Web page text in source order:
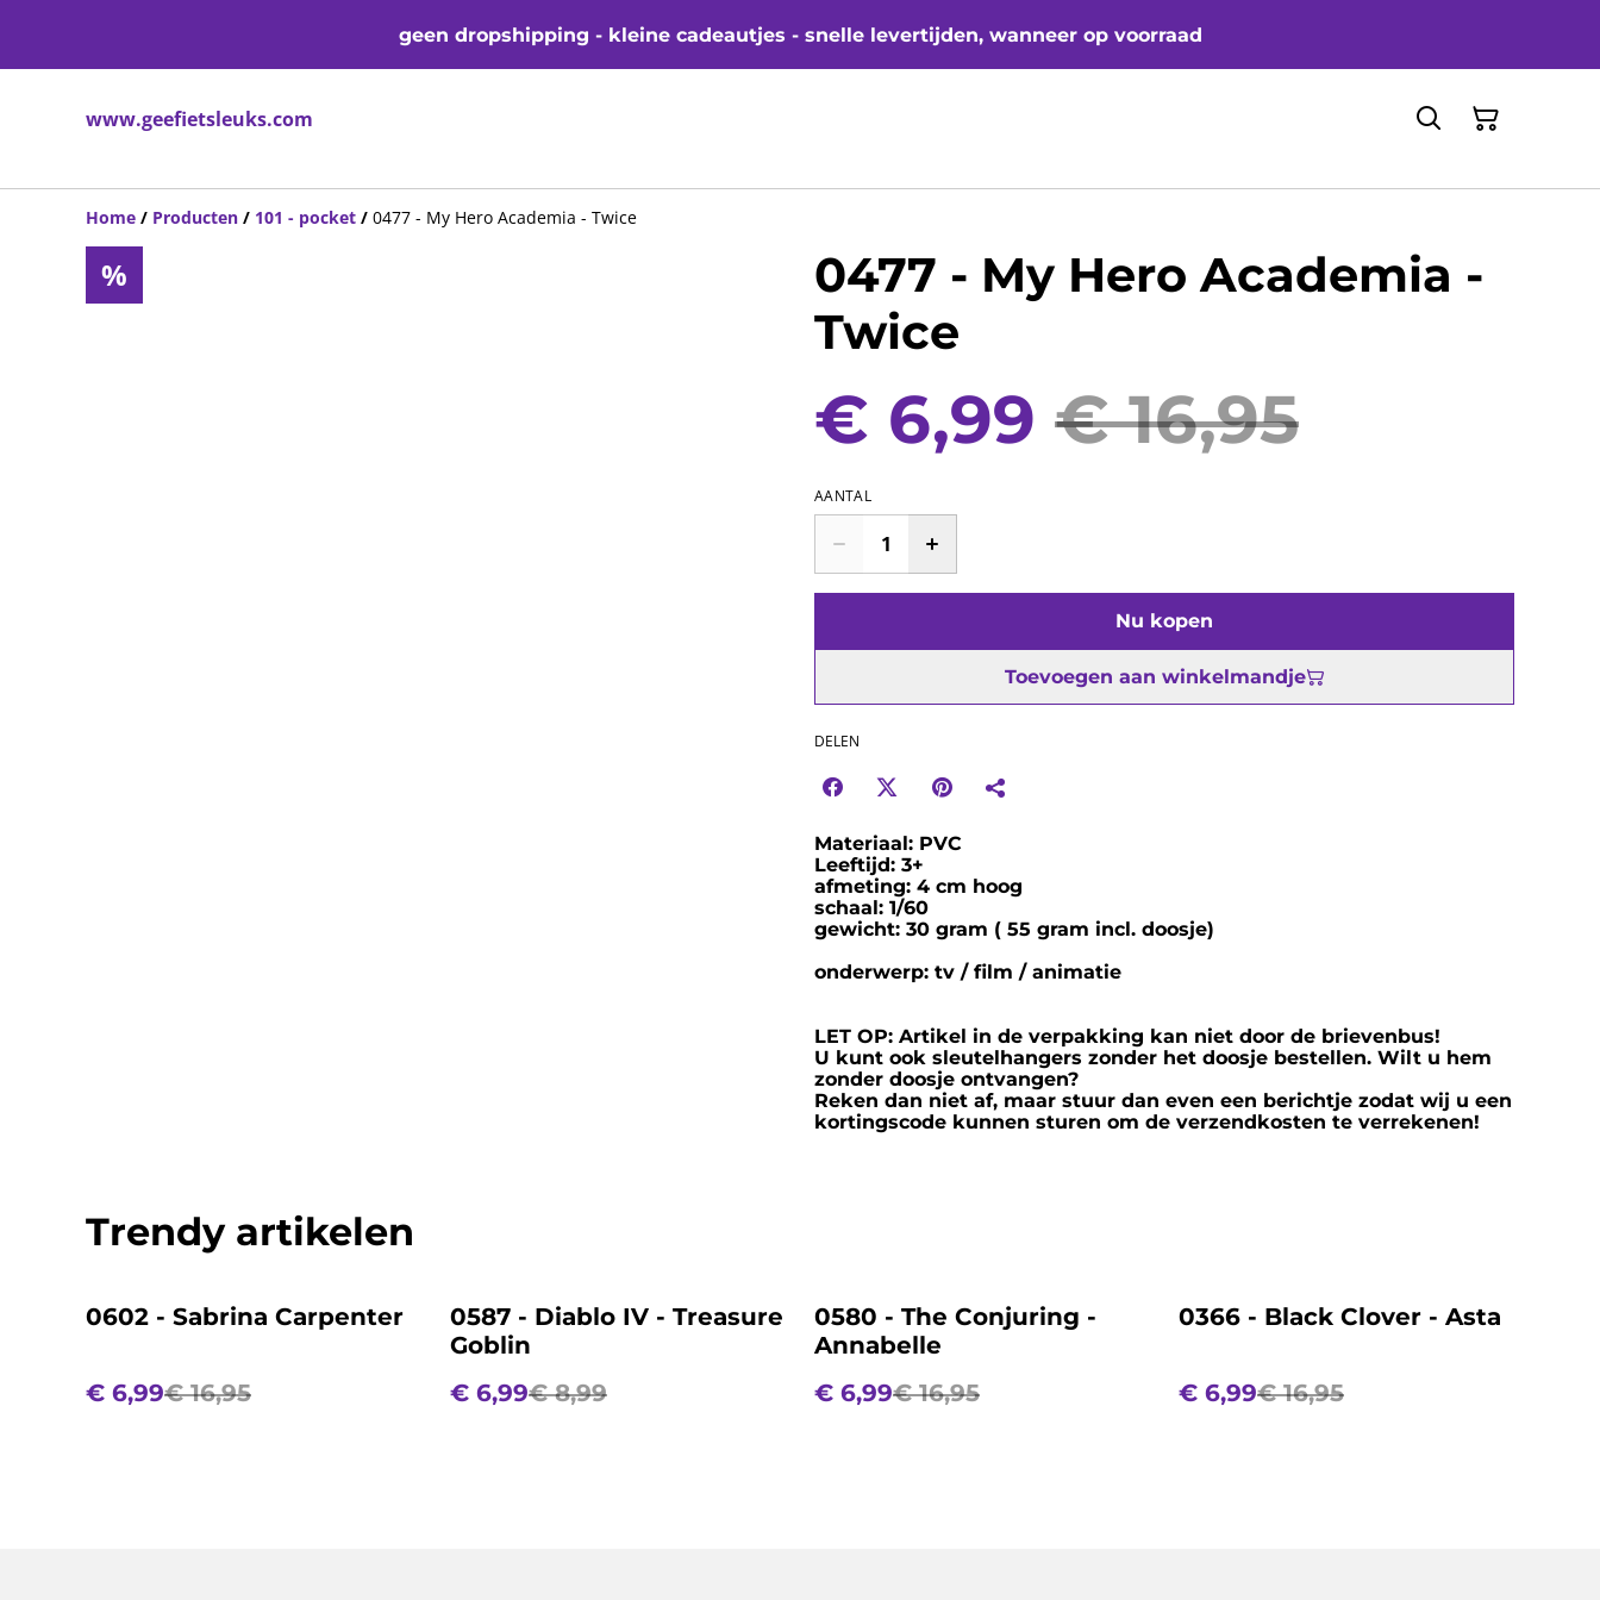
geen dropshipping - kleine cadeautjes - snelle levertijden, wanneer op voorraad
www.geefietsleuks.com
Home / Producten / 101 - pocket / 0477 - My Hero Academia - Twice
%
0477 - My Hero Academia -
Twice
€ 6,99 € 16,95
AANTAL
Nu kopen
Toevoegen aan winkelmandje
DELEN
Materiaal: PVC
Leeftijd: 3+
afmeting: 4 cm hoog
schaal: 1/60
gewicht: 30 gram ( 55 gram incl. doosje)
onderwerp: tv / film / animatie
LET OP: Artikel in de verpakking kan niet door de brievenbus!
U kunt ook sleutelhangers zonder het doosje bestellen. Wilt u hem
zonder doosje ontvangen?
Reken dan niet af, maar stuur dan even een berichtje zodat wij u een
kortingscode kunnen sturen om de verzendkosten te verrekenen!
Trendy artikelen
%
0602 - Sabrina Carpenter
€ 6,99€ 16,95
%
0587 - Diablo IV - Treasure
Goblin
€ 6,99€ 8,99
%
0580 - The Conjuring -
Annabelle
€ 6,99€ 16,95
%
0366 - Black Clover - Asta
€ 6,99€ 16,95